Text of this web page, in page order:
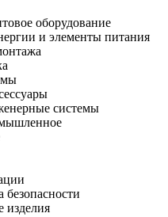
оборудование
и элементы питания
системы
безопасности
изделия